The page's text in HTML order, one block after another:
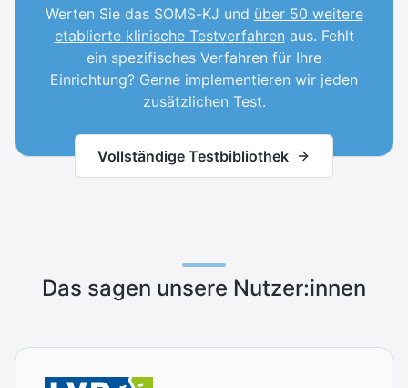
Werten Sie das SOMS-KJ und über 50 weitere
etablierte klinische Testverfahren aus. Fehlt
ein spezifisches Verfahren für Ihre
Einrichtung? Gerne implementieren wir jeden
zusätzlichen Test.
Vollständige Testbibliothek
Das sagen unsere Nutzer:innen